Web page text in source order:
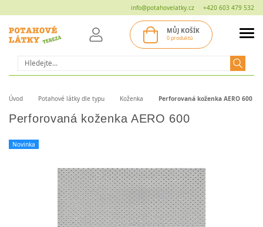
info@potahovelatky.cz +420 603 479 532
Hledat
MŮJ KOŠÍK
0 produktů
Úvod Potahové látky dle typu Koženka Perforovaná koženka AERO 600
Perforovaná koženka AERO 600
Novinka